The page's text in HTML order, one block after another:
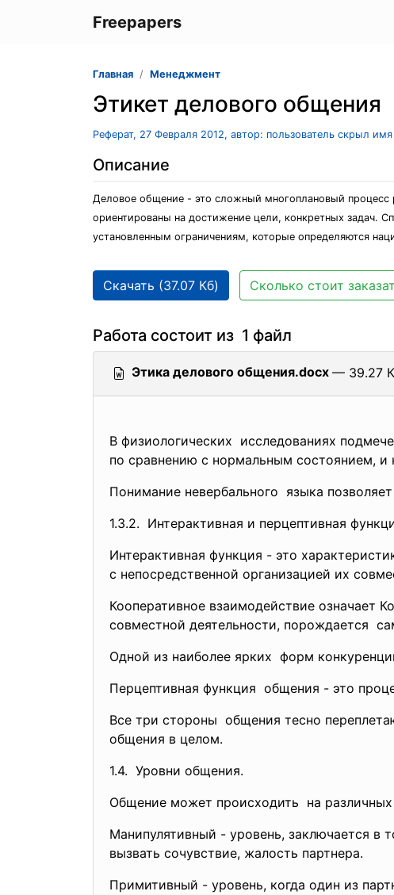
Freepapers
Главная Менеджмент
Этикет делового общения
Реферат, 27 Февраля 2012, автор: пользователь скрыл имя
Описание
Деловое общение - это сложный многоплановый процесс
ориентированы на достижение цели, конкретных задач.
установленным ограничениям, которые определяются
Скачать (37.07 Кб) Сколько стоит
Работа состоит из 1 файл
Этика делового общения.docx — 39.27
В физиологических исследованиях
по сравнению с нормальным состоянием,
Понимание невербального языка
1.3.2. Интерактивная и перцептивная
Интерактивная функция - это
с непосредственной организацией их
Кооперативное взаимодействие означает
совместной деятельности, порождается
Одной из наиболее ярких форм
Перцептивная функция общения - это
Все три стороны общения тесно
общения в целом.
1.4. Уровни общения.
Общение может происходить на различных
Манипулятивный - уровень, заключается в
вызвать сочувствие, жалость партнера.
Примитивный - уровень, когда один из